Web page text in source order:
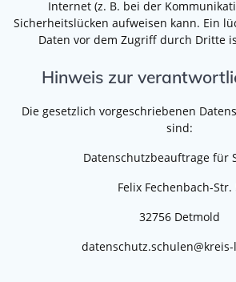
Internet (z. B. bei der
Sicherheitslücken aufweisen kann. Ein
Daten vor dem Zugriff durch Dritte
Hinweis zur
Die gesetzlich vorgeschriebenen
sind:
Datenschutzbeauftrage für
Felix Fechenbach-Str.
32756 Detmold